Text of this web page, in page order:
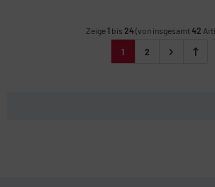
Zeige1bis 24(von insgesamt42
1 2